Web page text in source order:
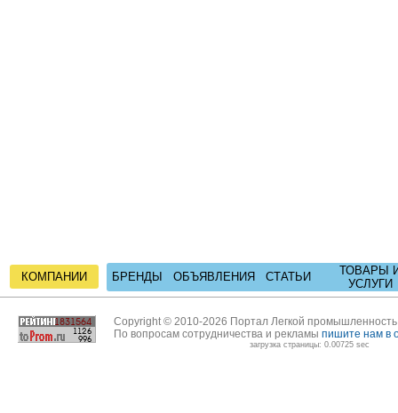
КОМПАНИИ БРЕНДЫ ОБЪЯВЛЕНИЯ СТАТЬИ
ТОВАРЫ
УСЛУГИ
Copyright © 2010-2026 Портал Легкой
По вопросам сотрудничества и рекламы пишите нам в
загрузка страницы: 0.00725 sec